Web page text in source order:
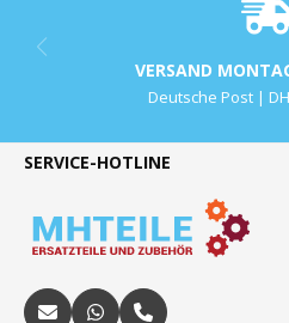
VERSAND
Deutsche Post |
SERVICE-HOTLINE